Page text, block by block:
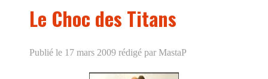
Le Choc des Titans
Publié le 17 mars 2009 rédigé par MastaP